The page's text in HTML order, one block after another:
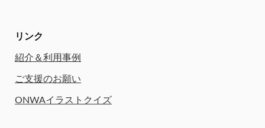
リンク
紹介＆利用事例
ご支援のお願い
ONWAイラストクイズ